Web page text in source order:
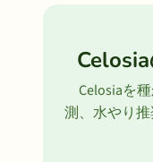
Celosiaを
測、水やり